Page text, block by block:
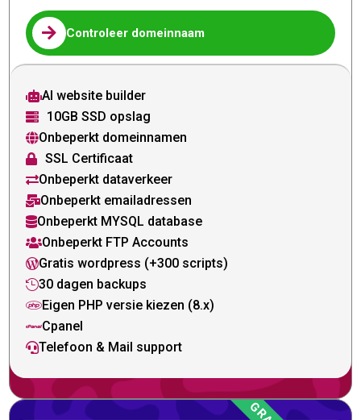
 Controleer domeinnaam
AI website builder
 10GB SSD opslag
Onbeperkt domeinnamen
 SSL Certificaat
Onbeperkt dataverkeer
Onbeperkt emailadressen
Onbeperkt MYSQL database
Onbeperkt FTP Accounts
Gratis wordpress (+300 scripts)
30 dagen backups
Eigen PHP versie kiezen (8.x)
Cpanel
Telefoon & Mail support